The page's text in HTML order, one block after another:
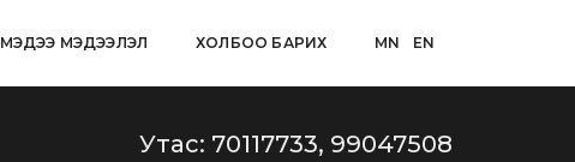
МЭДЭЭ МЭДЭЭЛЭЛ ХОЛБОО БАРИХ MN EN
Утас: 70117733, 99047508